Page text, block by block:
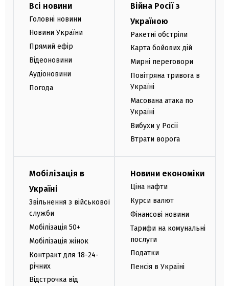
Всі новини
Головні новини
Новини України
Прямий ефір
Відеоновини
Аудіоновини
Погода
Війна Росії з
Україною
Ракетні обстріли
Карта бойових дій
Мирні переговори
Повітряна тривога в
Україні
Масована атака по
Україні
Вибухи у Росії
Втрати ворога
Мобілізація в
Україні
Звільнення з військової
служби
Мобілізація 50+
Мобілізація жінок
Контракт для 18-24-
річних
Відстрочка від
Новини економіки
Ціна нафти
Курси валют
Фінансові новини
Тарифи на комунальні
послуги
Податки
Пенсія в Україні